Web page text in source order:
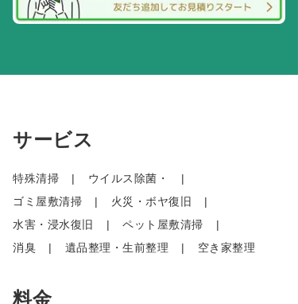
サービス
特殊清掃
ウイルス除菌・
ゴミ屋敷清掃
火災・ボヤ復旧
水害・浸水復旧
ペット屋敷清掃
消臭
遺品整理・生前整理 空き家整理
料金